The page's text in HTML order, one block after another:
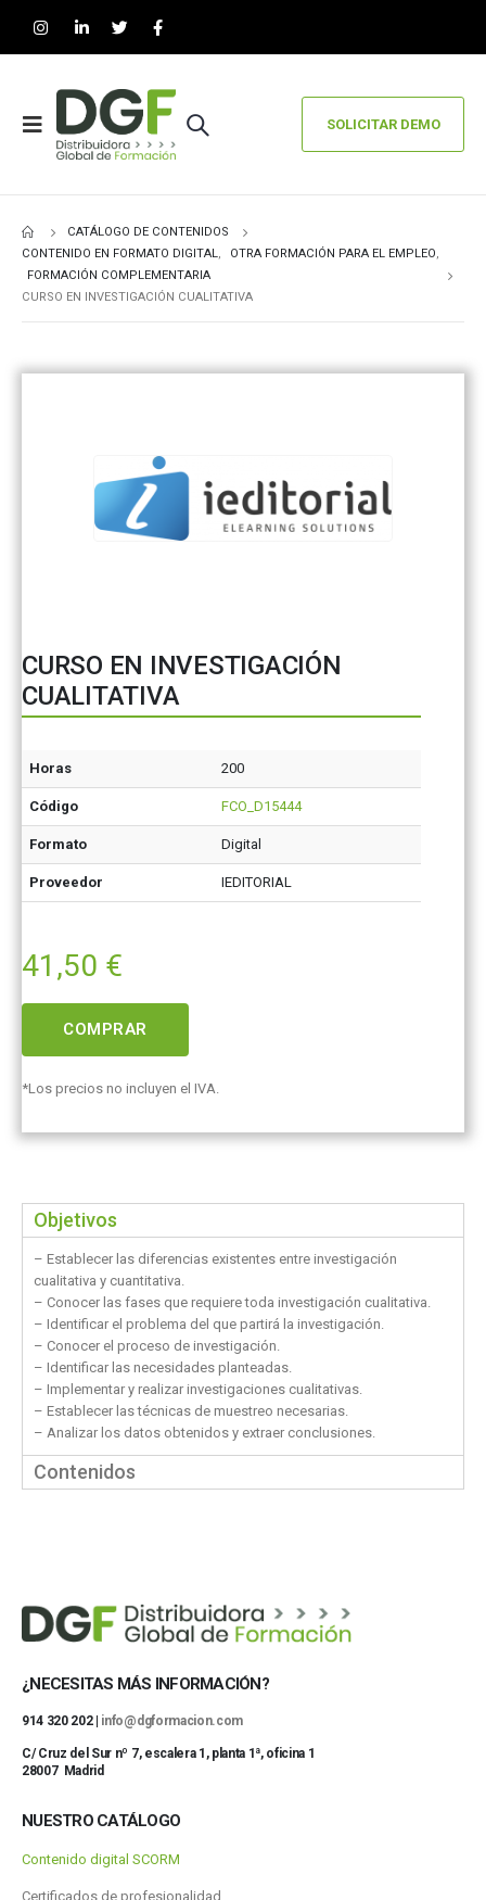
SOLICITAR DEMO
CATÁLOGO DE CONTENIDOS
CONTENIDO EN FORMATO DIGITAL, OTRA FORMACIÓN PARA EL EMPLEO,
FORMACIÓN COMPLEMENTARIA
CURSO EN INVESTIGACIÓN CUALITATIVA
CURSO EN INVESTIGACIÓN
CUALITATIVA
Horas 200
Código FCO_D15444
Formato Digital
Proveedor IEDITORIAL
41,50 €
COMPRAR
*Los precios no incluyen el IVA.
Objetivos
– Establecer las diferencias existentes entre investigación
cualitativa y cuantitativa.
– Conocer las fases que requiere toda investigación cualitativa.
– Identificar el problema del que partirá la investigación.
– Conocer el proceso de investigación.
– Identificar las necesidades planteadas.
– Implementar y realizar investigaciones cualitativas.
– Establecer las técnicas de muestreo necesarias.
– Analizar los datos obtenidos y extraer conclusiones.
Contenidos
¿NECESITAS MÁS INFORMACIÓN?
914 320 202 | info@dgformacion.com
C/ Cruz del Sur nº 7, escalera 1, planta 1ª, oficina 1
28007 Madrid
NUESTRO CATÁLOGO
Contenido digital SCORM
Certificados de profesionalidad